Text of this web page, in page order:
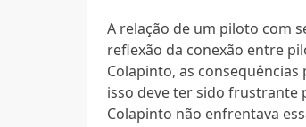
A relação de um piloto com
reflexão da conexão entre
Colapinto, as
isso deve ter sido frustrante
Colapinto não enfrentava